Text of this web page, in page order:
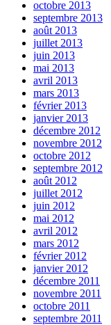
octobre 2013
septembre 2013
août 2013
juillet 2013
juin 2013
mai 2013
avril 2013
mars 2013
février 2013
janvier 2013
décembre 2012
novembre 2012
octobre 2012
septembre 2012
août 2012
juillet 2012
juin 2012
mai 2012
avril 2012
mars 2012
février 2012
janvier 2012
décembre 2011
novembre 2011
octobre 2011
septembre 2011